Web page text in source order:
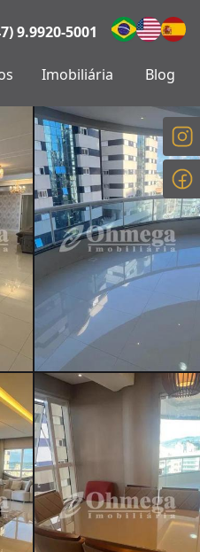
9.9920-5001
Imobiliária Blog